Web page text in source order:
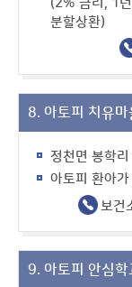
(2% 금리, 1
분할상환)
8. 아토피 치유마
정천면 봉학
아토피 환아
보건
9. 아토피 안심